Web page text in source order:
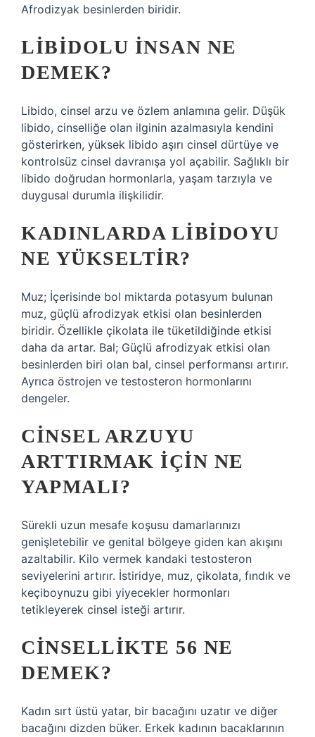
Afrodizyak besinlerden biridir.
LIBIDOLU INSAN NE
DEMEK?
Libido, cinsel arzu ve özlem anlamına gelir. Düşük
libido, cinselliğe olan ilginin azalmasıyla kendini
gösterirken, yüksek libido aşırı cinsel dürtüye ve
kontrolsüz cinsel davranışa yol açabilir. Sağlıklı bir
libido doğrudan hormonlarla, yaşam tarzıyla ve
duygusal durumla ilişkilidir.
KADINLARDA LIBIDOYU
NE YÜKSELTIR?
Muz; İçerisinde bol miktarda potasyum bulunan
muz, güçlü afrodizyak etkisi olan besinlerden
biridir. Özellikle çikolata ile tüketildiğinde etkisi
daha da artar. Bal; Güçlü afrodizyak etkisi olan
besinlerden biri olan bal, cinsel performansı artırır.
Ayrıca östrojen ve testosteron hormonlarını
dengeler.
CINSEL ARZUYU
ARTTIRMAK IÇIN NE
YAPMALI?
Sürekli uzun mesafe koşusu damarlarınızı
genişletebilir ve genital bölgeye giden kan akışını
azaltabilir. Kilo vermek kandaki testosteron
seviyelerini artırır. İstiridye, muz, çikolata, fındık ve
keçiboynuzu gibi yiyecekler hormonları
tetikleyerek cinsel isteği artırır.
CINSELLIKTE 56 NE
DEMEK?
Kadın sırt üstü yatar, bir bacağını uzatır ve diğer
bacağını dizden büker. Erkek kadının bacaklarının